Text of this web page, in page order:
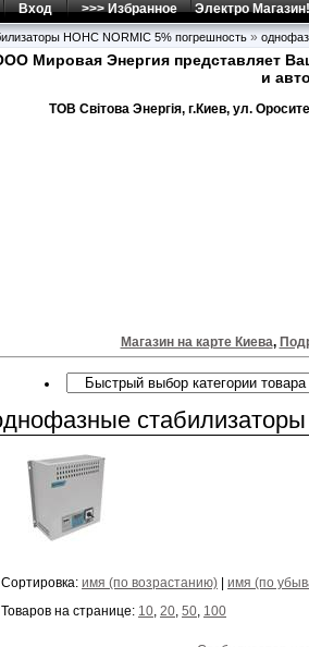
Вход >>> Избранное Электро
НОНС NORMIC 5% погрешность »
Мировая Энергия представляет
и
ТОВ Свiтова Энергiя, г.Киев, ул.
Магазин на карте Киева,
Сортировка: имя (по возрастанию) имя (по
Товаров на странице: 10, 20, 50, 100